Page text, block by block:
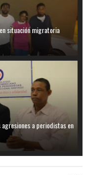
situación migratoria
a periodistas en